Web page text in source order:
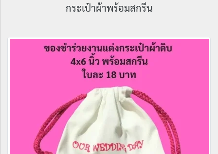
กระเป๋าผ้าพร้อมสกรีน